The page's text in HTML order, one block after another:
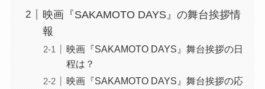
映画『SAKAMOTO DAYS』の舞台挨拶情
報
映画『SAKAMOTO DAYS』舞台挨拶の日
程は？
映画『SAKAMOTO DAYS』舞台挨拶の応